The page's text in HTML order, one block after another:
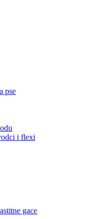
pse
i flexi
gace